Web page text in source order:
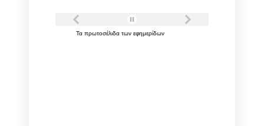
Τα πρωτοσέλιδα των εφημερίδων